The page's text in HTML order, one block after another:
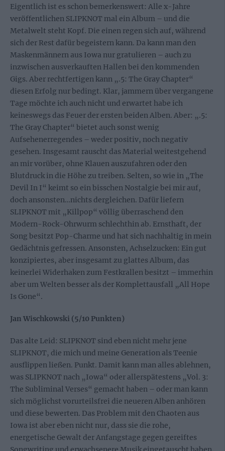
Eigentlich ist es schon bemerkenswert: Alle x-Jahre
veröffentlichen SLIPKNOT mal ein Album – und die
Metalwelt steht Kopf. Die einen regen sich auf, während
sich der Rest dafür begeistern kann. Da kann man den
Maskenmännern aus Iowa nur gratulieren – auch zu
inzwischen ausverkauften Hallen bei den kommenden
Gigs. Aber rechtfertigen kann „.5: The Gray Chapter“
diesen Erfolg nur bedingt. Klar, jammern über vergangene
Tage möchte ich auch nicht und erwartet habe ich
keineswegs das Feuer der ersten beiden Alben. Aber: „.5:
The Gray Chapter“ bietet auch sonst wenig
Aufsehenerregendes – weder positiv, noch negativ
gesehen. Insgesamt rauscht das Material weitestgehend
an mir vorüber, ohne Klauen auszufahren oder den
Blutdruck in die Höhe zu treiben. Selten, so wie in „The
Devil In I“ keimt so ein bisschen Nostalgie bei mir auf,
doch ansonsten…nichts dergleichen. Dafür liefern
SLIPKNOT mit „Killpop“ völlig überraschend den
Modern-Rock-Ohrwurm schlechthin ab. Ernsthaft, der
Song besitzt Pop-Charme und hat sich nachhaltig in mein
Gedächtnis gefressen. Ansonsten, Achselzucken: Ein gut
konzipiertes, aber insgesamt zu glattes Album, das
keinerlei Widerhaken zum Festkrallen besitzt – immerhin
aber um Welten besser als der Komplettausfall „All Hope
Is Gone“.
Jan Wischkowski (5/10 Punkten)
Das alte Leid: SLIPKNOT sind eben nicht mehr jene
SLIPKNOT, die mich und meine Generation als Teenie
ausflippen ließen. Punkt. Damit kann man alles ablehnen,
was SLIPKNOT nach „Iowa“ oder allerspätestens „Vol. 3:
The Subliminal Verses“ gemacht haben – oder man kann
sich möglichst vorurteilsfrei die neueren Alben anhören
und diese bewerten. Das Problem mit den Chaoten aus
Iowa ist aber eben nicht nur, dass sie die rohe,
energetische Gewalt der Anfangstage gegen gereiftes